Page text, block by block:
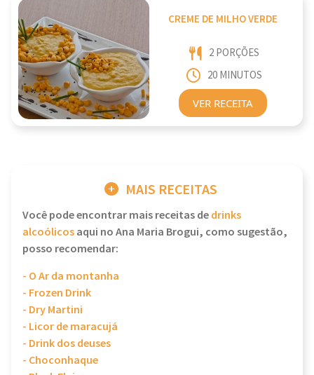
CREME DE MILHO VERDE
2 PORÇÕES
20 MINUTOS
VER RECEITA
MAIS RECEITAS
Você pode encontrar mais receitas dedrinks
alcoólicosaqui no Ana Maria Brogui, como sugestão,
posso recomendar:
- O Ar da montanha
- Frozen Drink
- Dry Martini
- Licor de maracujá
- Drink dos deuses
- Choconhaque